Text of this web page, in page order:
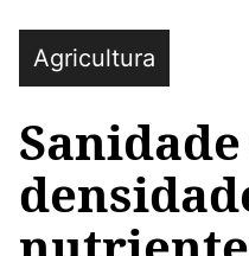
conteúdo
Agricultura